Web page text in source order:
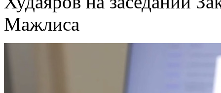
Мажлиса